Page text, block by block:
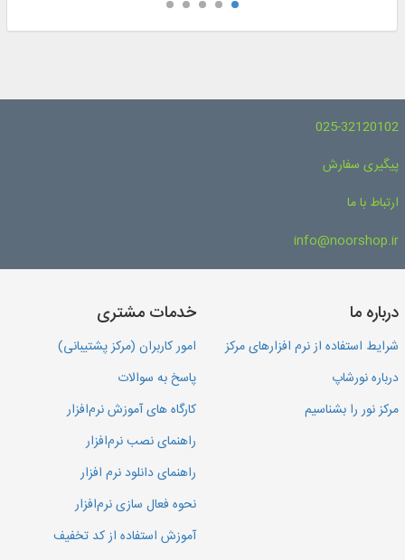
025-32120102
پیگیری سفارش
ارتباط با ما
info@noorshop.ir
درباره ما
شرایط استفاده از نرم افزارهای مرکز
درباره نورشاپ
مرکز نور را بشناسیم
خدمات مشتری
امور کاربران (مرکز پشتیبانی)
پاسخ به سوالات
کارگاه های آموزش نرم‌افزار
راهنمای نصب نرم‌افزار
راهنمای دانلود نرم افزار
نحوه فعال سازی نرم‌افزار
آموزش استفاده از کد تخفیف